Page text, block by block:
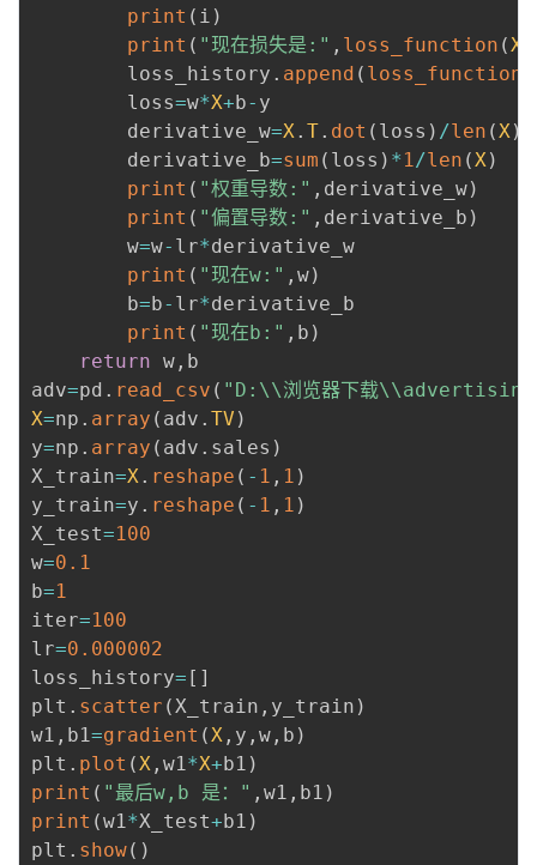
print ( i )
print ( "现在损失是:" , loss_function ( X
        loss_history
. append ( loss_function
        loss
=w*X+b- y
        derivative_w
=X . T. dot ( loss ) /len ( X )
        derivative_b
=sum ( loss ) * 1 /len ( X )
print ( "权重导数:" , derivative_w)
print ( "偏置导数:" , derivative_b )
        w
=w- lr*derivative_w
print ( "现在w:" , w)
        b
=b- lr*derivative_b
print ( "现在b:" , b )
return w , b
adv=pd . read_csv ( "D:\\浏览器下载
X=np . array ( adv . TV )
y=np . array ( adv . sales )
X_train=X . reshape ( - 1 , 1 )
y_train=y . reshape ( - 1 , 1 )
X_test=100
w=0.1
b=1
iter=100
lr=0.000002
loss_history= [ ]
plt . scatter ( X_train , y_train )
w1 , b1 =gradient ( X , y , w , b )
plt . plot ( X , w1 *X+b1 )
print ( "最后w,b 是：" , w1 , b1 )
print (w1 *X_test+b1 )
plt . show( )